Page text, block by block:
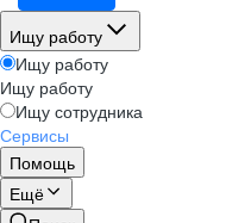
Ищу работу
Ищу работу
Ищу работу
Ищу сотрудника
Сервисы
Помощь
Ещё